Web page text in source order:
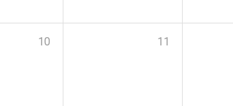
10 11